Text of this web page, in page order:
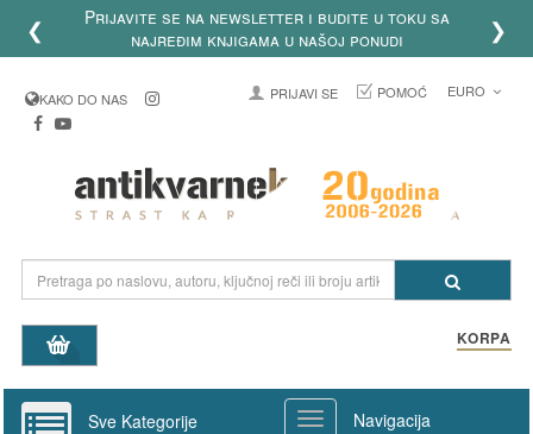
❮
Prijavite se na newsletter i budite u toku sa
najređim knjigama u našoj ponudi
❯
KAKO DO NAS PRIJAVI SE POMOĆ EURO
KORPA
Sve Kategorije Navigacija